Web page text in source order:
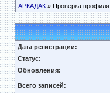
АРКАДАК» Проверка профиля
Дата регистрации:
Статус:
Обновления:
Всего записей: